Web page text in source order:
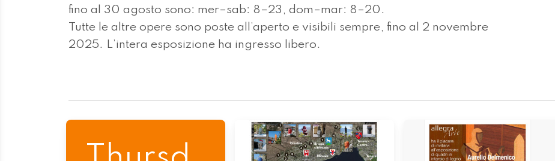
fino al 30 agosto sono: mer–sab: 8–23, dom–mar: 8–20.
Tutte le altre opere sono poste all’aperto e visibili sempre, fino al 2 novembre
2025. L’intera esposizione ha ingresso libero.